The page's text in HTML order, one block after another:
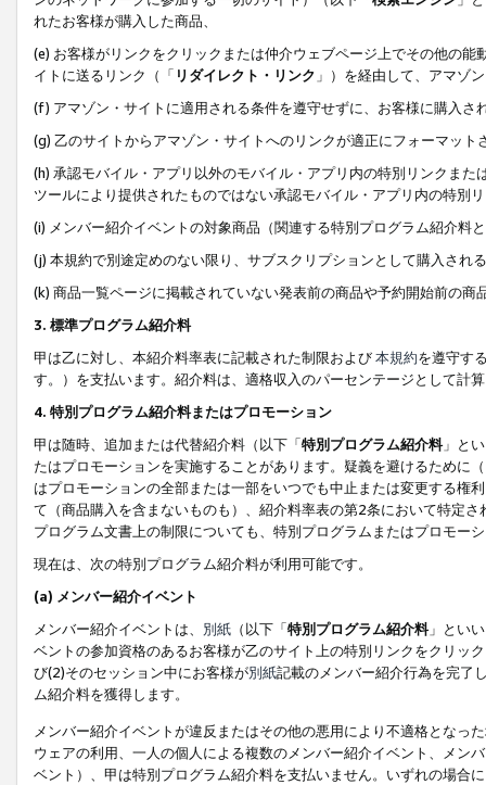
れたお客様が購入した商品、
(e) お客様がリンクをクリックまたは仲介ウェブページ上でその他の
イトに送るリンク（「 リダイレクト・リンク 」）を経由して、アマゾ
(f) アマゾン・サイトに適用される条件を遵守せずに、お客様に購入さ
(g) 乙のサイトからアマゾン・サイトへのリンクが適正にフォーマッ
(h) 承認モバイル・アプリ以外のモバイル・アプリ内の特別リンクま
ツールにより提供されたものではない承認モバイル・アプリ内の特別
(i) メンバー紹介イベントの対象商品（関連する特別プログラム紹介料
(j) 本規約で別途定めのない限り、サブスクリプションとして購入され
(k) 商品一覧ページに掲載されていない発表前の商品や予約開始前の商
3. 標準プログラム紹介料
甲は乙に対し、本紹介料率表に記載された制限および本規約を遵守す
す。）を支払います。紹介料は、適格収入のパーセンテージとして計
4. 特別プログラム紹介料またはプロモーション
甲は随時、追加または代替紹介料（以下「特別プログラム紹介料」と
たはプロモーションを実施することがあります。疑義を避けるために
はプロモーションの全部または一部をいつでも中止または変更する権
て（商品購入を含まないものも）、紹介料率表の第2条において特定
プログラム文書上の制限についても、特別プログラムまたはプロモー
現在は、次の特別プログラム紹介料が利用可能です。
(a) メンバー紹介イベント
メンバー紹介イベントは、 別紙 （以下「特別プログラム紹介料」とい
ベントの参加資格のあるお客様が乙のサイト上の特別リンクをクリッ
び(2)そのセッション中にお客様が別紙記載のメンバー紹介行為を完了
ム紹介料を獲得します。
メンバー紹介イベントが違反またはその他の悪用により不適格となっ
ウェアの利用、一人の個人による複数のメンバー紹介イベント、メン
ベント）、甲は特別プログラム紹介料を支払いません。いずれの場合